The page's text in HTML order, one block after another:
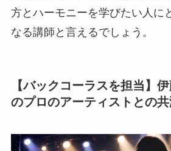
方とハーモニーを学びたい人に
なる講師と言えるでしょう。
【バックコーラスを担当】
のプロのアーティストとの